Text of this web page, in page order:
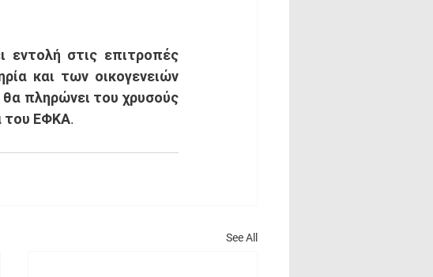
και των οικογενειών
θα πληρώνει του χρυσούς
του ΕΦΚΑ.
See All